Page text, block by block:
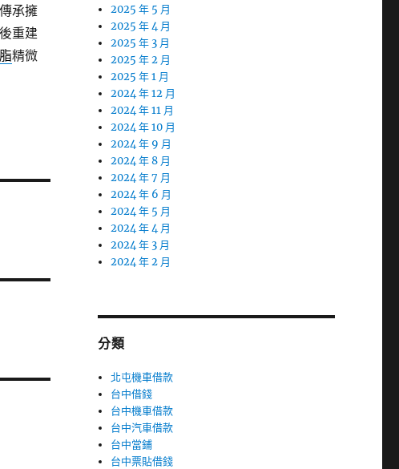
承擁
重建
精微
2025 年 5 月
2025 年 4 月
2025 年 3 月
2025 年 2 月
2025 年 1 月
2024 年 12 月
2024 年 11 月
2024 年 10 月
2024 年 9 月
2024 年 8 月
2024 年 7 月
2024 年 6 月
2024 年 5 月
2024 年 4 月
2024 年 3 月
2024 年 2 月
分類
北屯機車借款
台中借錢
台中機車借款
台中汽車借款
台中當鋪
台中票貼借錢